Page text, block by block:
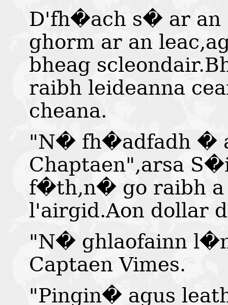
D'fh�ach s� ar an
ghorm ar an
bheag
raibh leideanna
cheana.
"N� fh�adfadh �
Chaptaen",arsa
f�th,n� go raibh
l'airgid.Aon dollar
"N� ghlaofainn
Captaen Vimes.
"Pingin� agus